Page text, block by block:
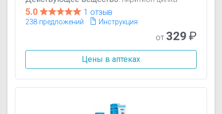
5.0 1 отзыв
238 предложений Инструкция
от 329₽
Цены в аптеках